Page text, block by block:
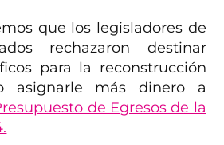
que los legisladores de
rechazaron destinar
para la reconstrucción
asignarle más dinero a
de Egresos de la